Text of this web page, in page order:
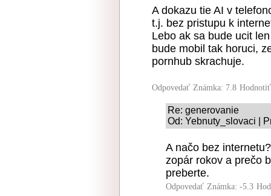
A dokazu tie AI v
t.j. bez pristupu k
Lebo ak sa bude ucit
bude mobil tak horuci,
pornhub skrachuje.
Odpovedať Známka: 7.8
Re: generovanie
Od: Yebnuty_slovaci |
A načo bez
zopár rokov a prečo
preberte.
Odpovedať Známka: -5.3